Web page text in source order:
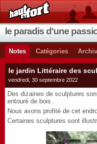
le paradis d'une
Notes Catégories
le jardin Littéraire des
vendredi, 30 septembre 2022
Des dizaines de sculptures
entouré de bois .
Nous avons profité de cet
Certaines sculptures sont